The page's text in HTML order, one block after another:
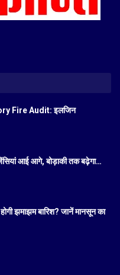
Fire Audit: इलजिन
आई आगे, बोड़ाकी तक बढ़ेगा…
झमाझम बारिश? जानें मानसून का